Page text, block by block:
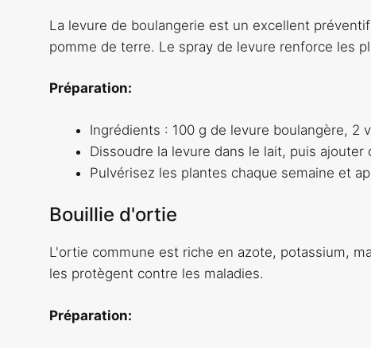
La levure de boulangerie est un excellent
pomme de terre. Le spray de levure renforce les
Préparation:
Ingrédients : 100 g de levure boulangère, 2
Dissoudre la levure dans le lait, puis ajouter
Pulvérisez les plantes chaque semaine et
Bouillie d'ortie
L'ortie commune est riche en azote, potassium,
les protègent contre les maladies.
Préparation: